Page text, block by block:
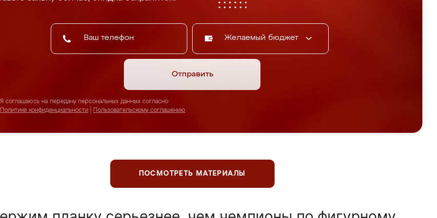
Желаемый бюджет
Отправить
Я соглашаюсь на передачу персональных данных согласно
Политике конфиденциальности
Пользовательскому соглашению
ПОСМОТРЕТЬ МАТЕРИАЛЫ